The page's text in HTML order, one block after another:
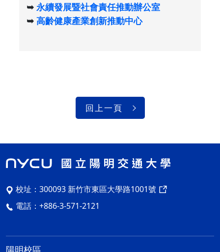
➥永續發展暨社會責任推動辦公室
➥高齡健康產業創新推動中心
回上一頁
校址： 300093 新竹市東區大學路1001號
電話： +886-3-571-2121